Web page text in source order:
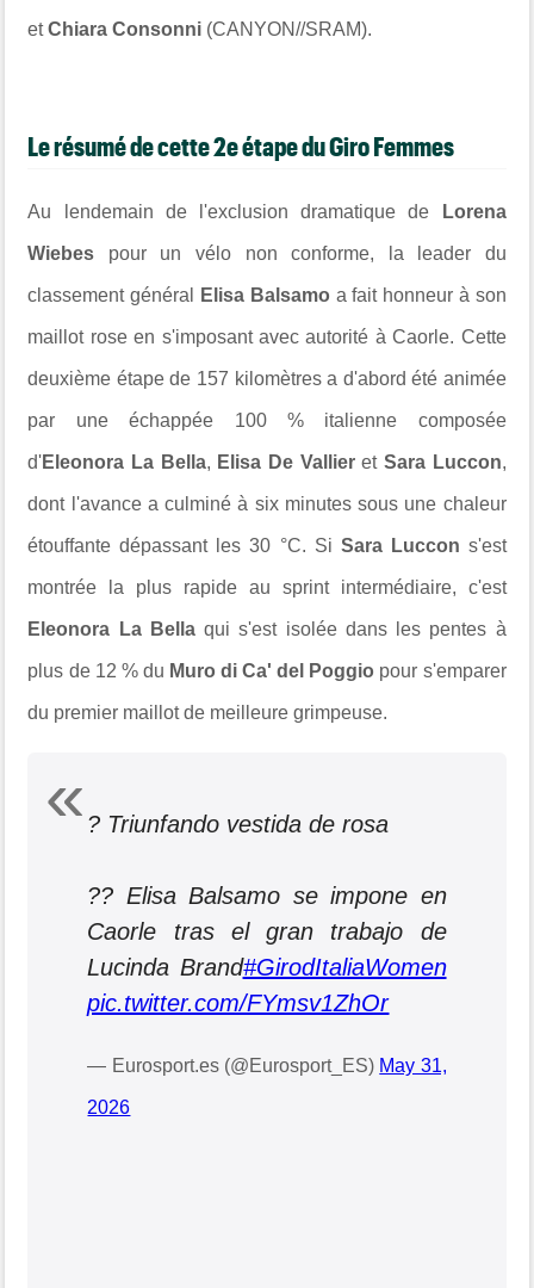
etChiara Consonni (CANYON//SRAM).
Le résumé de cette 2e étape du Giro Femmes
Au lendemain de l'exclusion dramatique de Lorena
Wiebes pour un vélo non conforme, la leader du
classement général Elisa Balsamo a fait honneur à son
maillot rose en s'imposant avec autorité à Caorle. Cette
deuxième étape de 157 kilomètres a d'abord été animée
par une échappée 100 % italienne composée
d'Eleonora La Bella, Elisa De Vallieret Sara Luccon,
dont l'avance a culminé à six minutes sous une chaleur
étouffante dépassant les 30 °C. Si Sara Luccon s'est
montrée la plus rapide au sprint intermédiaire, c'est
Eleonora La Bellaqui s'est isolée dans les pentes à
plus de 12 % du Muro di Ca' del Poggio pour s'emparer
du premier maillot de meilleure grimpeuse.
? Triunfando vestida de rosa
?? Elisa Balsamo se impone en
Caorle tras el gran trabajo de
Lucinda Brand#GirodItaliaWomen
pic.twitter.com/FYmsv1ZhOr
— Eurosport.es (@Eurosport_ES) May 31,
2026